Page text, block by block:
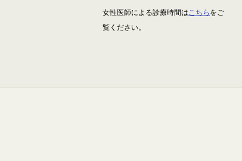
女性医師による診療時間はこちら をご
覧ください。